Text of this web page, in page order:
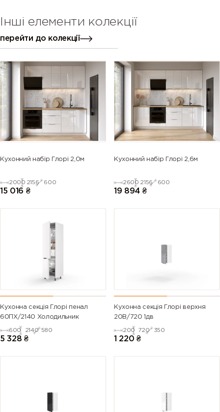
Інші елементи колекції
перейти до колекції
Кухонний набір Глорі 2,0м
2000 2156 600
15 016 ₴
Кухонний набір Глорі 2,6м
2600 2156 600
19 894 ₴
Кухонна секція Глорі пенал
60ПХ/2140 Холодильник
600 2140 580
5 328 ₴
Кухонна секція Глорі верхня
20В/720 1дв
200 720 350
1 220 ₴